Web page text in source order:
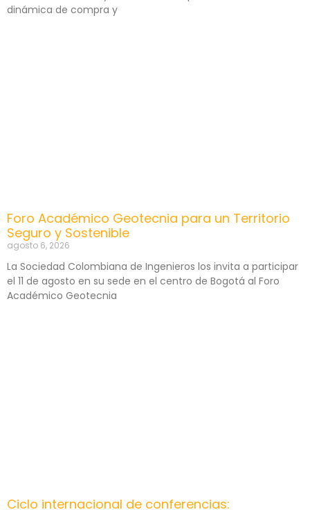
dinámica de compra y
Foro Académico Geotecnia para un Territorio
Seguro y Sostenible
agosto 6, 2026
La Sociedad Colombiana de Ingenieros los invita a participar
el 11 de agosto en su sede en el centro de Bogotá al Foro
Académico Geotecnia
Ciclo internacional de conferencias: